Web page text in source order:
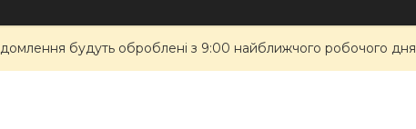
будуть оброблені з 9:00 найближчого робочого дня